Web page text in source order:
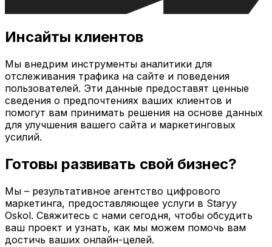
Инсайты клиентов
Мы внедрим инструменты аналитики для
отслеживания трафика на сайте и поведения
пользователей. Эти данные предоставят ценные
сведения о предпочтениях ваших клиентов и
помогут вам принимать решения на основе данных
для улучшения вашего сайта и маркетинговых
усилий.
Готовы развивать свой бизнес?
Мы – результативное агентство цифрового
маркетинга, предоставляющее услуги в Staryy
Oskol. Свяжитесь с нами сегодня, чтобы обсудить
ваш проект и узнать, как мы можем помочь вам
достичь ваших онлайн-целей.